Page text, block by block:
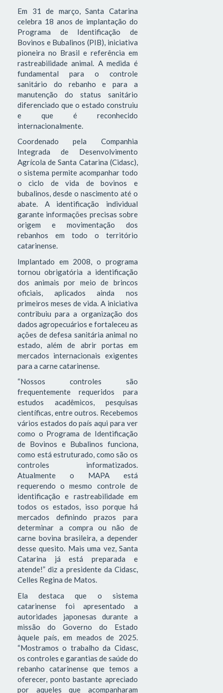
Em 31 de março, Santa Catarina
celebra 18 anos de implantação do
Programa de Identificação de
Bovinos e Bubalinos (PIB), iniciativa
pioneira no Brasil e referência em
rastreabilidade animal. A medida é
fundamental para o controle
sanitário do rebanho e para a
manutenção do status sanitário
diferenciado que o estado construiu
e que é reconhecido
internacionalmente.
Coordenado pela Companhia
Integrada de Desenvolvimento
Agrícola de Santa Catarina (Cidasc),
o sistema permite acompanhar todo
o ciclo de vida de bovinos e
bubalinos, desde o nascimento até o
abate. A identificação individual
garante informações precisas sobre
origem e movimentação dos
rebanhos em todo o território
catarinense.
Implantado em 2008, o programa
tornou obrigatória a identificação
dos animais por meio de brincos
oficiais, aplicados ainda nos
primeiros meses de vida. A iniciativa
contribuiu para a organização dos
dados agropecuários e fortaleceu as
ações de defesa sanitária animal no
estado, além de abrir portas em
mercados internacionais exigentes
para a carne catarinense.
“Nossos controles são
frequentemente requeridos para
estudos acadêmicos, pesquisas
científicas, entre outros. Recebemos
vários estados do país aqui para ver
como o Programa de Identificação
de Bovinos e Bubalinos funciona,
como está estruturado, como são os
controles informatizados.
Atualmente o MAPA está
requerendo o mesmo controle de
identificação e rastreabilidade em
todos os estados, isso porque há
mercados definindo prazos para
determinar a compra ou não de
carne bovina brasileira, a depender
desse quesito. Mais uma vez, Santa
Catarina já está preparada e
atende!” diz a presidente da Cidasc,
Celles Regina de Matos.
Ela destaca que o sistema
catarinense foi apresentado a
autoridades japonesas durante a
missão do Governo do Estado
àquele país, em meados de 2025.
“Mostramos o trabalho da Cidasc,
os controles e garantias de saúde do
rebanho catarinense que temos a
oferecer, ponto bastante apreciado
por aqueles que acompanharam